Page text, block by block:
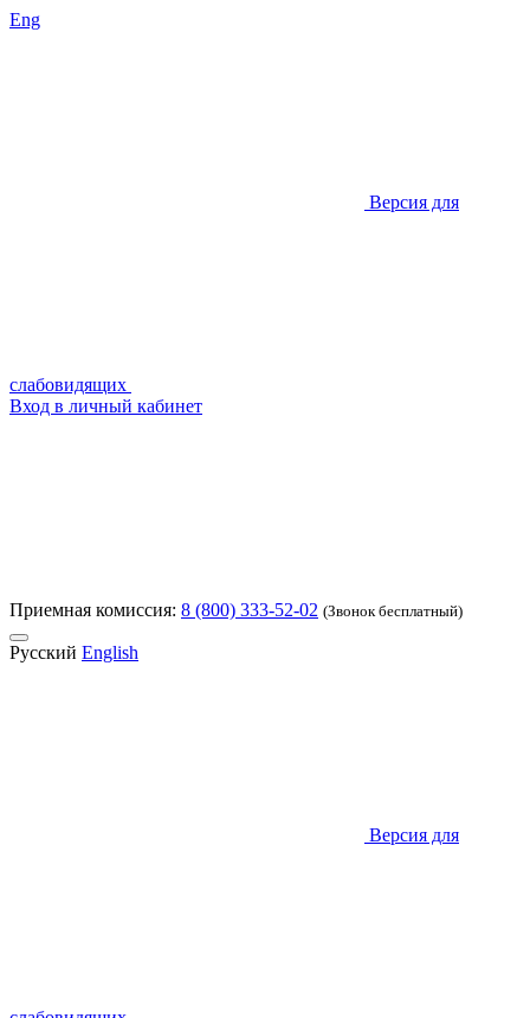
Eng
Версия для
слабовидящих
Вход в личный кабинет
Приемная комиссия: 8 (800) 333-52-02 (Звонок бесплатный)
Русский English
Версия для